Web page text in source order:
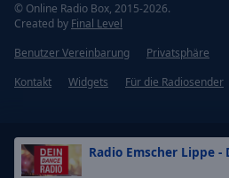
Radio Emscher Lippe -
© Online Radio Box, 2015-2026.
Created by Final Level
Benutzer Vereinbarung
Privatsphäre
Kontakt
Widgets Für die Radiosender